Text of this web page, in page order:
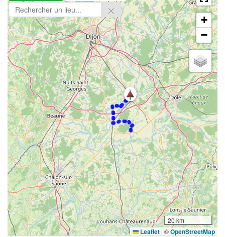
+
−
20 km
Leaflet | ©OpenStreetMap